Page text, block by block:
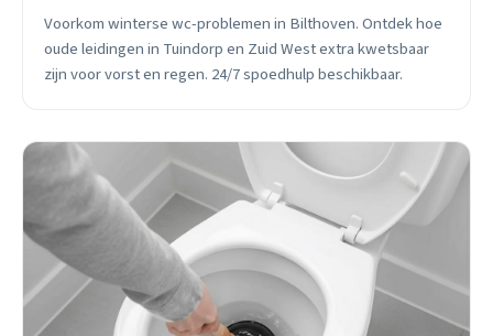
Voorkom winterse wc-problemen in Bilthoven. Ontdek hoe
oude leidingen in Tuindorp en Zuid West extra kwetsbaar
zijn voor vorst en regen. 24/7 spoedhulp beschikbaar.